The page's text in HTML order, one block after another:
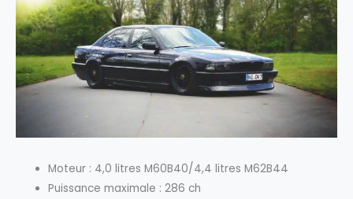
Moteur : 4,0 litres M60B40/4,4 litres M62B44
Puissance maximale : 286 ch